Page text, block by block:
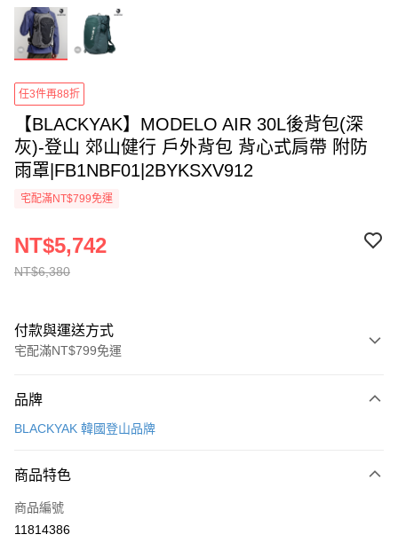
任3件再88折
【BLACKYAK】MODELO AIR 30L後背包(深
灰)-登山 郊山健行 戶外背包 背心式肩帶 附防
雨罩|FB1NBF01|2BYKSXV912
宅配滿NT$799免運
NT$6,380
NT$5,742
付款與運送方式
宅配滿NT$799免運
信用卡一次付款
Apple Pay
街口支付
品牌
BLACKYAK 韓國登山品牌
商品特色
商品編號
11814386